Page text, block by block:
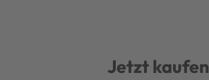
Jetzt kaufen